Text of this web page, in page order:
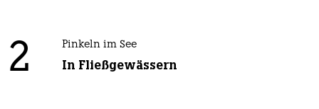
2 Pinkeln im See
In Fließgewässern